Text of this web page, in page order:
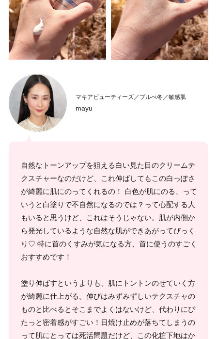
マキアビューティーズ／ブルべ冬／敏感肌
mayu
自然なトーンアップを狙える白い見た目のクリームテ
クスチャーなのだけど、これ伸ばしてもこの白っぽさ
が綺麗に肌にのってくれるの！ 白色が肌にのる、って
いうと白塗りで不自然になるのでは？って心配する人
もいると思うけど、これはそうじゃない。肌が内側か
ら発光しているような自然な肌ができあがってびっく
り♡ 特に首のくすみが気になる方、首に使うのすごく
おすすめです！
塗り伸ばすというよりも、肌にトントンのせていく方
が綺麗に仕上がる。伸びはみずみずしいテクスチャの
ものと比べるとそこまでよくはないけど、代わりにぴ
たっと密着感がすごい！日焼け止めが落ちてしまうの
って肌にとっては死活問題だけど、この化粧下地はか